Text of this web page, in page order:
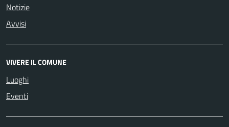
Notizie
Avvisi
VIVERE IL COMUNE
Luoghi
Eventi